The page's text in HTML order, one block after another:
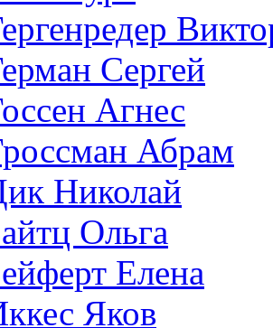
Сергей
Агнес
Абрам
Николай
Ольга
Елена
Яков